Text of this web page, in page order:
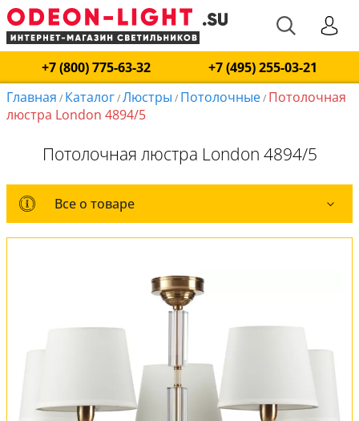
+7 (800) 775-63-32
+7 (495) 255-03-21
Главная / Каталог/Люстры / Потолочные/ Потолочная
люстра London 4894/5
Потолочная люстра London 4894/5
Все о товаре
Все о товаре
Комплект лампочек
Оплата и доставка
Обмен и возврат